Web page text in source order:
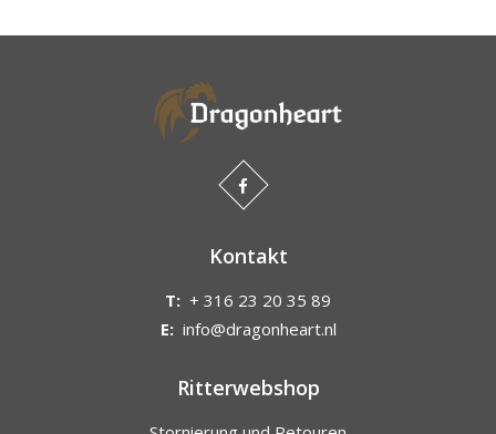
Kontakt
T: + 316 23 20 35 89
E: info@dragonheart.nl
Ritterwebshop